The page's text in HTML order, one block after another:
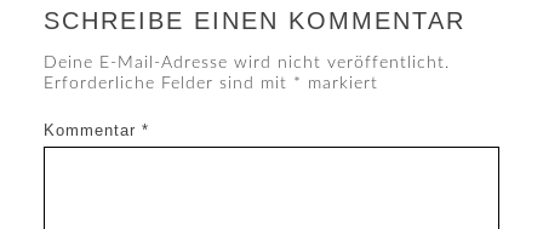
SCHREIBE EINEN KOMMENTAR
Deine E-Mail-Adresse wird nicht veröffentlicht.
Erforderliche Felder sind mit * markiert
Kommentar *